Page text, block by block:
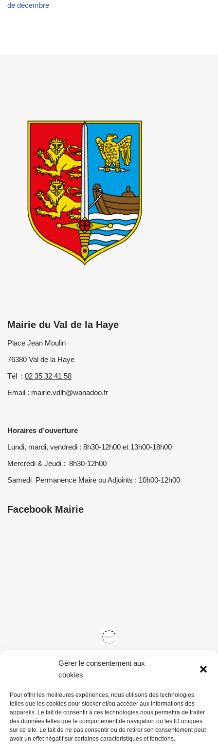
Gérer le consentement aux
cookies
Pour offrir les meilleures expériences, nous utilisons des technologies
telles que les cookies pour stocker et/ou accéder aux informations des
appareils. Le fait de consentir à ces technologies nous permettra de traiter
des données telles que le comportement de navigation ou les ID uniques
sur ce site. Le fait de ne pas consentir ou de retirer son consentement peut
avoir un effet négatif sur certaines caractéristiques et fonctions.
de décembre
Mairie du Val de la Haye
Place Jean Moulin
76380 Val de la Haye
Tél : 02 35 32 41 58
Email : mairie.vdlh@wanadoo.fr
Horaires d’ouverture
Lundi, mardi, vendredi : 8h30-12h00 et 13h00-18h00
Mercredi & Jeudi : 8h30-12h00
Samedi Permanence Maire ou Adjoints : 10h00-12h00
Facebook Mairie